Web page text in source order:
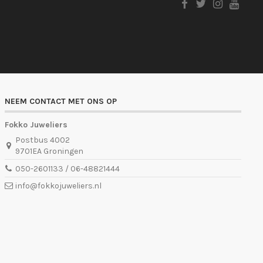
NEEM CONTACT MET ONS OP
Fokko Juweliers
Postbus 4002
9701EA Groningen
050-2601133 / 06-48821444
info@fokkojuweliers.nl